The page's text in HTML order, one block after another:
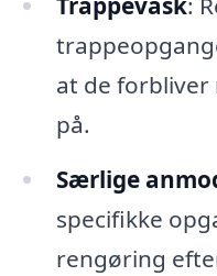
at de
på.
Særlige
specifikke
rengøring